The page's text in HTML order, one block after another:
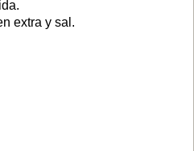
extra y sal.